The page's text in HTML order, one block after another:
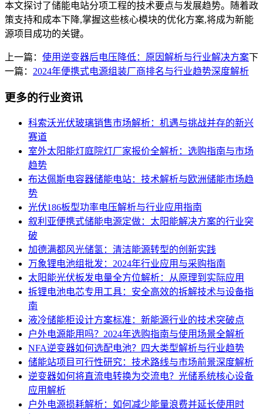
本文探讨了储能电站分项工程的技术要点与发展趋势。随着政
策支持和成本下降,掌握这些核心模块的优化方案,将成为新能
源项目成功的关键。
上一篇： 使用逆变器后电压降低：原因解析与行业解决方案下
一篇： 2024年便携式电源组装厂商排名与行业趋势深度解析
更多的行业资讯
科索沃光伏玻璃销售市场解析：机遇与挑战并存的新兴
赛道
室外太阳能灯庭院灯厂家报价全解析：选购指南与市场
趋势
布达佩斯电容器储能电站：技术解析与欧洲储能市场趋
势
光伏186板型功率电压解析与行业应用指南
叙利亚便携式储能电源定做：太阳能解决方案的行业突
破
加德满都风光储氢：清洁能源转型的创新实践
万象锂电池组批发：2024年行业应用与采购指南
太阳能光伏板发电量全方位解析：从原理到实际应用
拆锂电池电芯专用工具：安全高效的拆解技术与设备指
南
液冷储能柜设计方案标准：新能源行业的技术突破点
户外电源能用吗？2024年选购指南与使用场景全解析
NFA逆变器如何选配电池？四大类型解析与行业趋势
储能站项目可行性研究：技术路线与市场前景深度解析
逆变器如何将直流电转换为交流电？光储系统核心设备
应用解析
户外电源损耗解析：如何减少能量浪费并延长使用时